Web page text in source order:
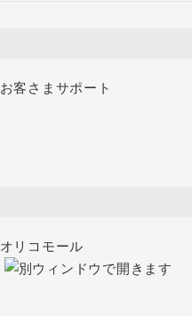
お客さまサポート
オリコモール